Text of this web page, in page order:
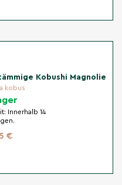
Kobushi Magnolie
kobus
Innerhalb 14
€